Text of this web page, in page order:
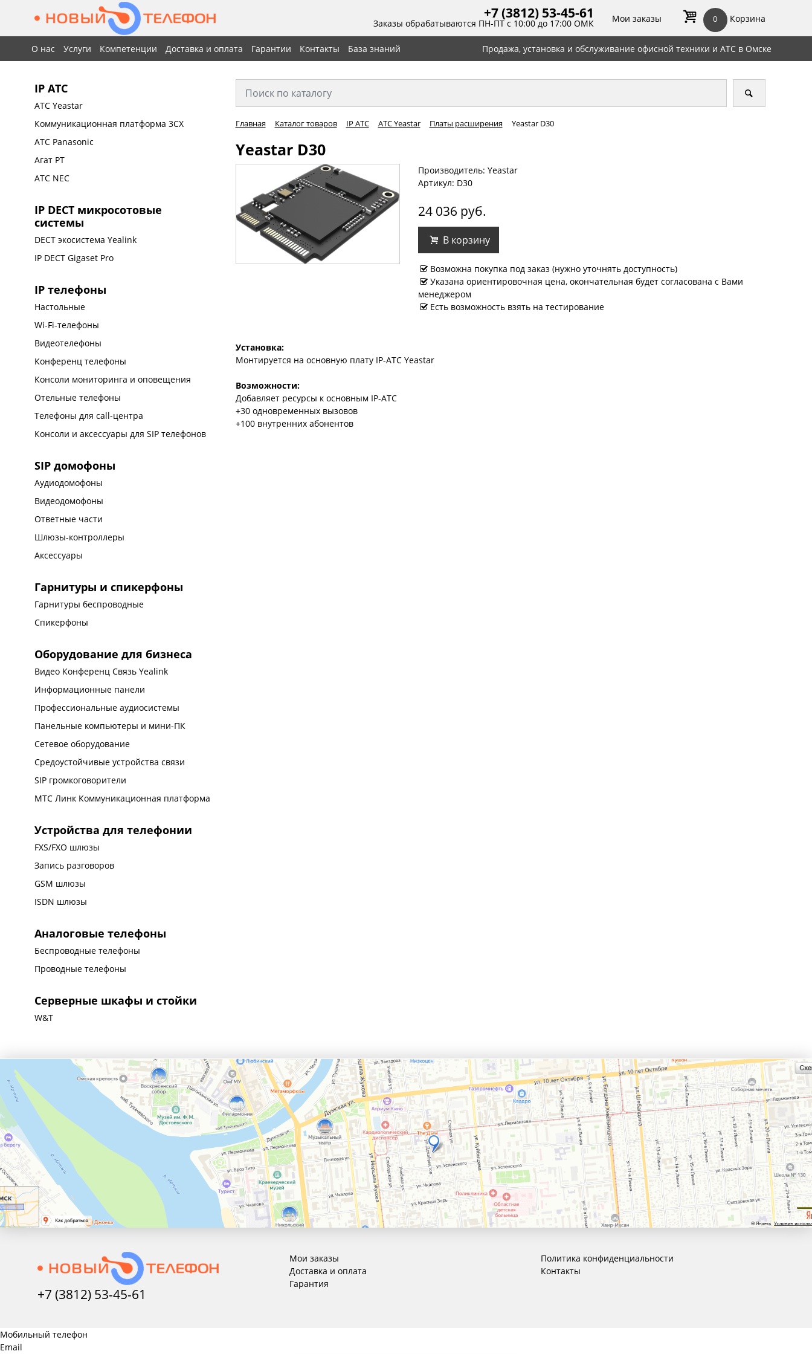
+7 (3812) 53-45-61
Заказы обрабатываются ПН-ПТ с 10:00 до 17:00 ОМК Мои заказы 0 Корзина
О нас Услуги Компетенции Доставка и оплата Гарантии Контакты База знаний Продажа, установка и обслуживание офисной техники и АТС в Омске
IP АТС
АТС Yeastar
Коммуникационная платформа 3CX
АТС Panasonic
Агат РТ
АТС NEC
IP DECT микросотовые
системы
DECT экосистема Yealink
IP DECT Gigaset Pro
IP телефоны
Настольные
Wi-Fi-телефоны
Видеотелефоны
Конференц телефоны
Консоли мониторинга и оповещения
Отельные телефоны
Телефоны для call-центра
Консоли и аксессуары для SIP телефонов
SIP домофоны
Аудиодомофоны
Видеодомофоны
Ответные части
Шлюзы-контроллеры
Аксессуары
Гарнитуры и спикерфоны
Гарнитуры беспроводные
Спикерфоны
Оборудование для бизнеса
Видео Конференц Связь Yealink
Информационные панели
Профессиональные аудиосистемы
Панельные компьютеры и мини-ПК
Сетевое оборудование
Средоустойчивые устройства связи
SIP громкоговорители
МТС Линк Коммуникационная платформа
Устройства для телефонии
FXS/FXO шлюзы
Запись разговоров
GSM шлюзы
ISDN шлюзы
Аналоговые телефоны
Беспроводные телефоны
Проводные телефоны
Серверные шкафы и стойки
W&T
Главная Каталог товаров IP АТС АТС Yeastar Платы расширения Yeastar D30
Yeastar D30
Производитель: Yeastar
Артикул: D30
24 036 руб.
В корзину
Возможна покупка под заказ (нужно уточнять доступность)
Указана ориентировочная цена, окончательная будет согласована с Вами
менеджером
Есть возможность взять на тестирование
Установка:
Монтируется на основную плату IP-АТС Yeastar
Возможности:
Добавляет ресурсы к основным IP-АТС
+30 одновременных вызовов
+100 внутренних абонентов
+7 (3812) 53-45-61
Мои заказы
Доставка и оплата
Гарантия
Политика конфиденциальности
Контакты
Мобильный телефон
Email